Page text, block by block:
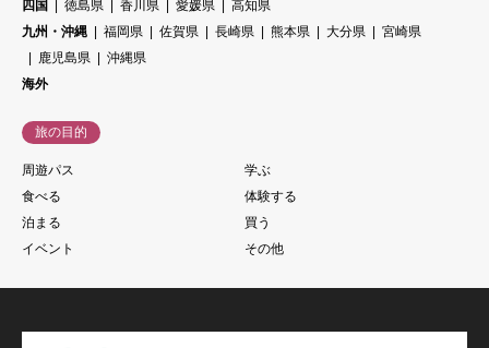
四国
徳島県 香川県 愛媛県
高知県
九州・沖縄
福岡県 佐賀県 長崎県 熊本県 大分県
宮崎県
鹿児島県
沖縄県
海外
旅の目的
周遊パス
学ぶ
食べる
体験する
泊まる
買う
イベント
その他